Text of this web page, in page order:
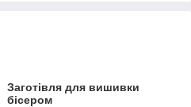
Заготівля для вишивки
бісером